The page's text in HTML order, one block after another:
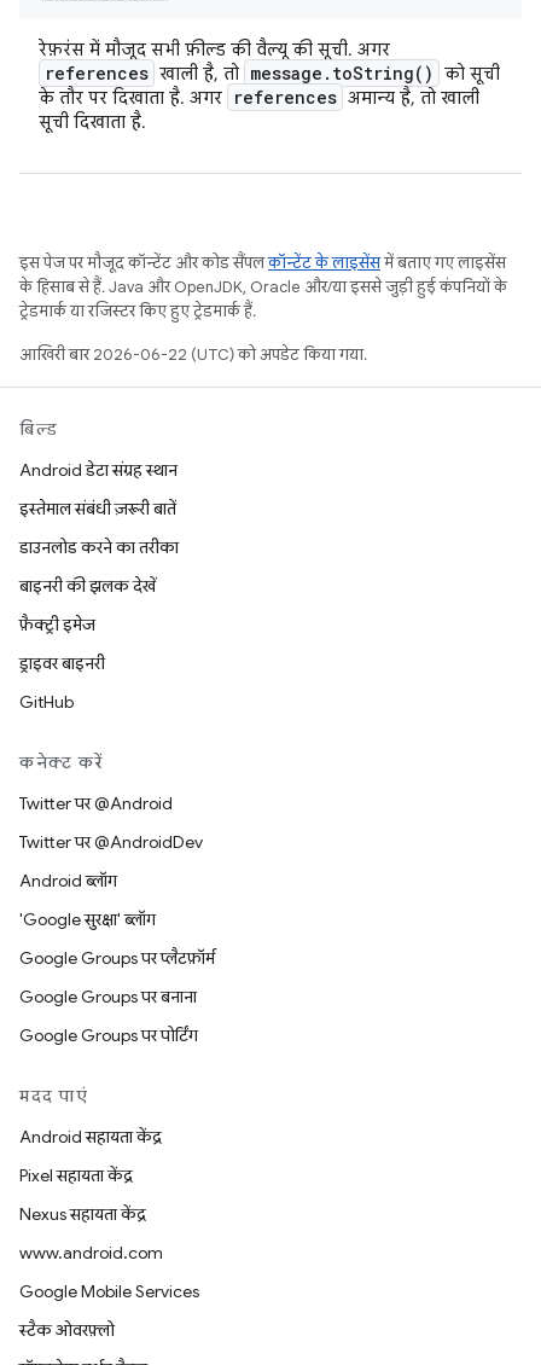
रेफ़रंस में मौजूद सभी फ़ील्ड की वैल्यू की सूची. अगर
references खाली है, तो message . toString( )
को सूची
के तौर पर दिखाता है. अगर
references अमान्य है, तो खाली
सूची दिखाता है.
इस पेज पर मौजूद कॉन्टेंट और कोड सैंपलकॉन्टेंट के लाइसेंसमें बताए गए लाइसेंस
के हिसाब से हैं. Java और OpenJDK, Oracle और/या इससे जुड़ी हुई कंपनियों के
ट्रेडमार्क या रजिस्टर किए हुए ट्रेडमार्क हैं.
आखिरी बार 2026-06-22 (UTC) को अपडेट किया गया.
बिल्ड
Android डेटा संग्रह स्थान
इस्तेमाल संबंधी ज़रूरी बातें
डाउनलोड करने का तरीका
बाइनरी की झलक देखें
फ़ैक्ट्री इमेज
ड्राइवर बाइनरी
GitHub
कनेक्ट करें
Twitter पर @Android
Twitter पर @AndroidDev
Android ब्लॉग
'Google सुरक्षा' ब्लॉग
Google Groups पर प्लैटफ़ॉर्म
Google Groups पर बनाना
Google Groups पर पोर्टिंग
मदद पाएं
Android सहायता केंद्र
Pixel सहायता केंद्र
Nexus सहायता केंद्र
www.android.com
Google Mobile Services
स्टैक ओवरफ़्लो